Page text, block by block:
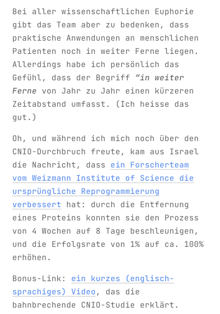
Bei aller wissenschaftlichen Euphorie
gibt das Team aber zu bedenken, dass
praktische Anwendungen an menschlichen
Patienten noch in weiter Ferne liegen.
Allerdings habe ich persönlich das
Gefühl, dass der Begriff “in weiter
Ferne von Jahr zu Jahr einen kürzeren
Zeitabstand umfasst. (Ich heisse das
gut.)
Oh, und während ich mich noch über den
CNIO-Durchbruch freute, kam aus Israel
die Nachricht, dass ein Forscherteam
vom Weizmann Institute of Science die
ursprüngliche Reprogrammierung
verbessert hat: durch die Entfernung
eines Proteins konnten sie den Prozess
von 4 Wochen auf 8 Tage beschleunigen,
und die Erfolgsrate von 1% auf ca. 100%
erhöhen.
Bonus-Link: ein kurzes (englisch-
sprachiges) Video, das die
bahnbrechende CNIO-Studie erklärt.